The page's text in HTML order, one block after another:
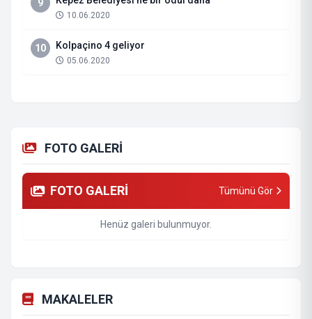
9
10.06.2020
10 Kolpaçino 4 geliyor
05.06.2020
FOTO GALERİ
FOTO GALERİ Tümünü Gör
Henüz galeri bulunmuyor.
MAKALELER